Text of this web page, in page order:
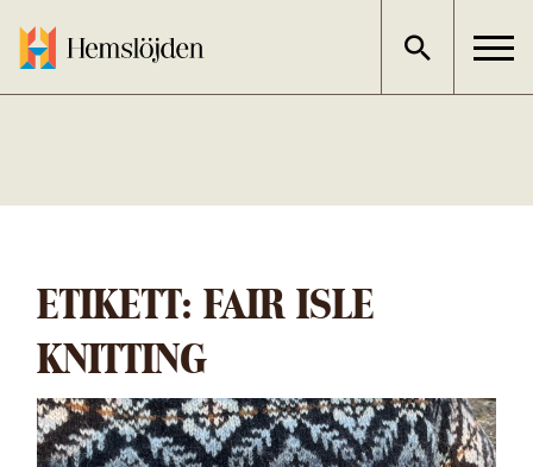
innehållet
ETIKETT: FAIR ISLE
KNITTING